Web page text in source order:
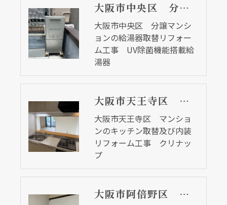
大阪市中央区 分譲マンションの給湯器取替リフォーム工事 UV除菌機能搭載給湯器
大阪市中央区 分譲マンシ
ョンの給湯器取替リフォー
ム工事 UV除菌機能搭載給
湯器
大阪市天王寺区 マンションのキッチン取替及び内装リフォーム工事 クリナップ
大阪市天王寺区 マンショ
ンのキッチン取替及び内装
リフォーム工事 クリナッ
プ
大阪市阿倍野区 分譲マンションのレンジフード取替リフォーム工事 タカラスタンダード